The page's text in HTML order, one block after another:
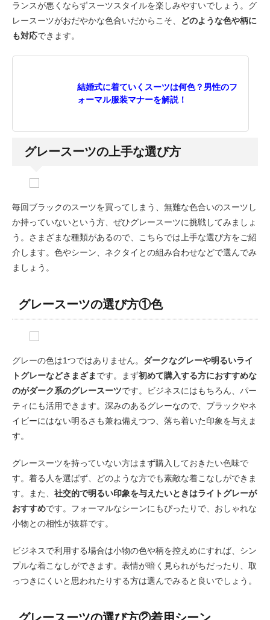
ランスが悪くならずスーツスタイルを楽しみやすいでしょう。グ
レースーツがおだやかな色合いだからこそ、
どのような色や柄に
も対応できます。
結婚式に着ていくスーツは何色？男性のフ
ォーマル服装マナーを解説！
グレースーツの上手な選び方
毎回ブラックのスーツを買ってしまう、無難な色合いのスーツし
か持っていないという方、ぜひグレースーツに挑戦してみましょ
う。さまざまな種類があるので、こちらでは上手な選び方をご紹
介します。色やシーン、ネクタイとの組み合わせなどで選んでみ
ましょう。
グレースーツの選び方①色
グレーの色は1つではありません。 ダークなグレーや明るいライ
トグレーなどさまざま です。まず初めて購入する方におすすめな
のがダーク系のグレースーツです。ビジネスにはもちろん、パー
ティにも活用できます。深みのあるグレーなので、ブラックやネ
イビーにはない明るさも兼ね備えつつ、落ち着いた印象を与えま
す。
グレースーツを持っていない方はまず購入しておきたい色味で
す。着る人を選ばず、どのような方でも素敵な着こなしができま
す。また、 社交的で明るい印象を与えたいときはライトグレーが
おすすめです。フォーマルなシーンにもぴったりで、おしゃれな
小物との相性が抜群です。
ビジネスで利用する場合は小物の色や柄を控えめにすれば、シン
プルな着こなしができます。表情が暗く見られがちだったり、取
っつきにくいと思われたりする方は選んでみると良いでしょう。